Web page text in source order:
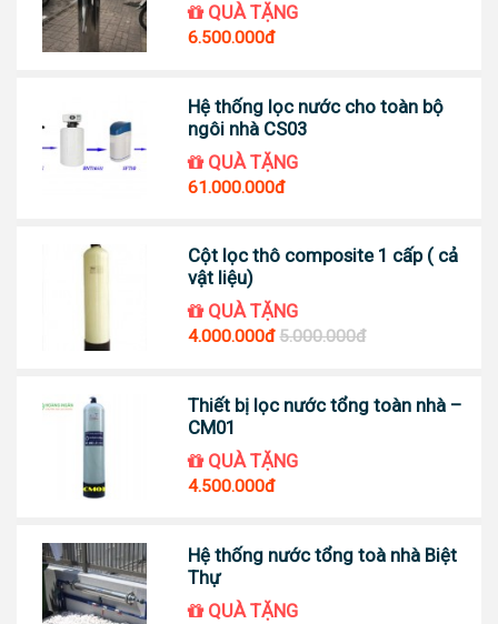
QUÀ TẶNG
6.500.000đ
Hệ thống lọc nước cho toàn bộ
ngôi nhà CS03
QUÀ TẶNG
61.000.000đ
Cột lọc thô composite 1 cấp ( cả
vật liệu)
QUÀ TẶNG
4.000.000đ 5.000.000đ
Thiết bị lọc nước tổng toàn nhà –
CM01
QUÀ TẶNG
4.500.000đ
Hệ thống nước tổng toà nhà Biệt
Thự
QUÀ TẶNG